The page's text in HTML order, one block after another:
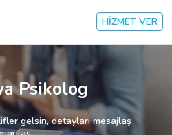
HİZMET VER
Psikolog
gelsin, detayları mesajlaş